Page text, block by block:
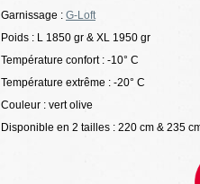
Garnissage : G-Loft
Poids : L 1850 gr & XL 1950 gr
Température confort :
Température extrême : -20° C
Couleur : vert olive
Disponible en 2 tailles : 220 cm & 235